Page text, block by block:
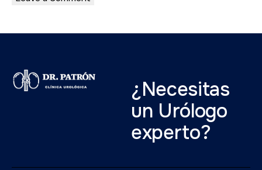
¿Necesitas
un Urólogo
experto?